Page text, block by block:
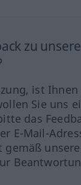
zu
ist Ihnen
Sie uns
das
E-Mail-